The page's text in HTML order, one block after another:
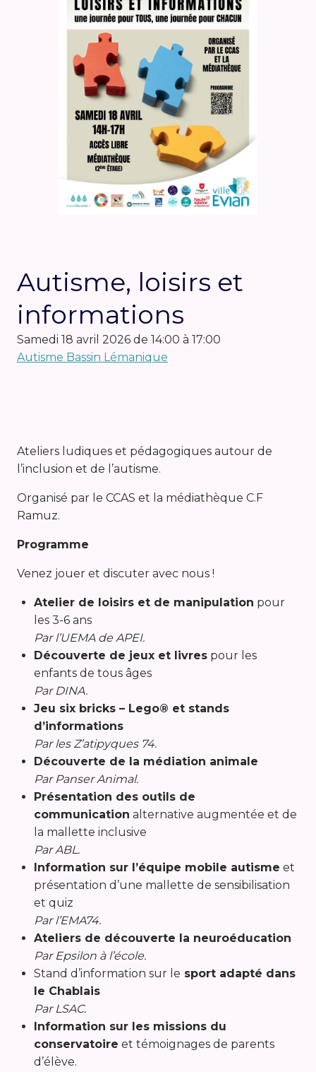
Autisme, loisirs et
informations
samedi 18 avril 2026 de 14:00 à 17:00
Autisme Bassin Lémanique
Ateliers ludiques et pédagogiques autour de
l’inclusion et de l’autisme.
Organisé par le CCAS et la médiathèque C.F
Ramuz.
Programme
Venez jouer et discuter avec nous !
Atelier de loisirs et de manipulation pour
les 3-6 ans
Par l’UEMA de APEI.
Découverte de jeux et livres pour les
enfants de tous âges
Par DINA.
Jeu six bricks – Lego® et stands
d’informations
Par les Z’atipyques 74.
Découverte de la médiation animale
Par Panser Animal.
Présentation des outils de
communication alternative augmentée et de
la mallette inclusive
Par ABL.
Information sur l’équipe mobile autisme et
présentation d’une mallette de sensibilisation
et quiz
Par l’EMA74.
Ateliers de découverte la neuroéducation
Par Epsilon à l’école.
Stand d’information sur le sport adapté dans
le Chablais
Par LSAC.
Information sur les missions du
conservatoire et témoignages de parents
d’élève.